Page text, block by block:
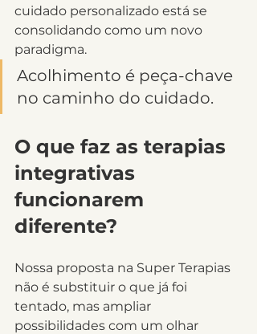
cuidado personalizado está se
consolidando como um novo
paradigma.
Acolhimento é peça-chave
no caminho do cuidado.
O que faz as terapias
integrativas
funcionarem
diferente?
Nossa proposta na Super Terapias
não é substituir o que já foi
tentado, mas ampliar
possibilidades com um olhar